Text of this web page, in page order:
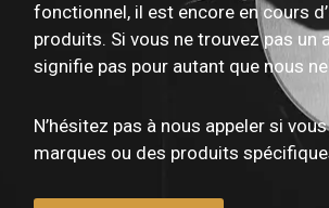
2 × symétriques TRS
1 × jack 6,35 mm
fonctionnel, il est encore en cours
produits. Si vous ne trouvez pas un
signifie pas pour autant que nous
N’hésitez pas à nous appeler si
marques ou des produits